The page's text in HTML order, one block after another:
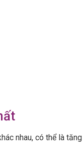
nhau, có thể là